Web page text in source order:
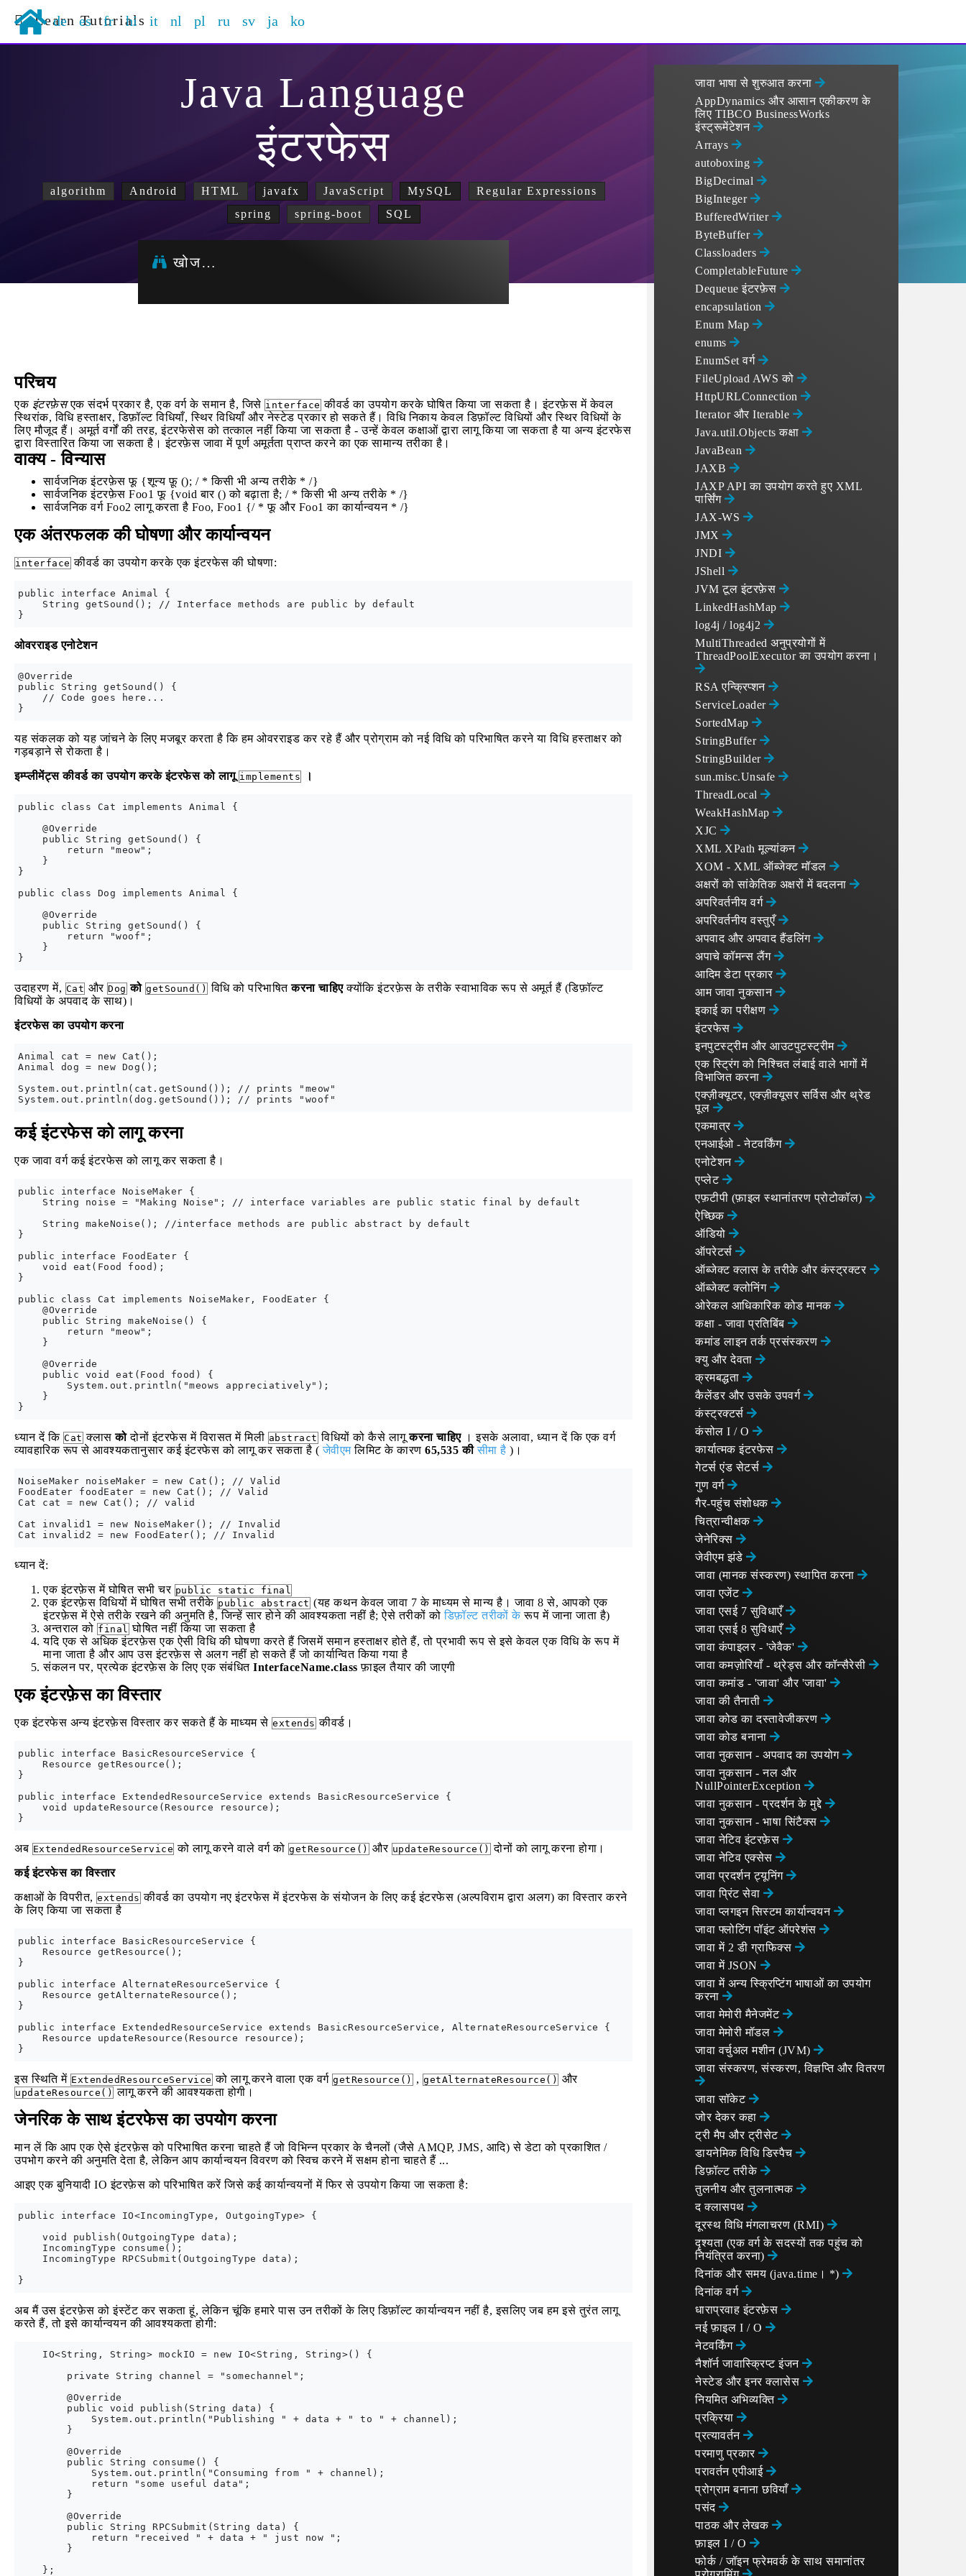
Learn Tutorials
de es fr hi it nl pl ru sv ja ko
Java Language
इंटरफेस
algorithm Android HTML javafx JavaScript MySQL
Regular Expressions
spring
spring-boot SQL
खोज…
परिचय
एक इंटरफ़ेसएक संदर्भ प्रकार है, एक वर्ग के समान है, जिसे interface कीवर्ड का उपयोग करके घोषित किया जा सकता है। इंटरफ़ेस में केवल
स्थिरांक, विधि हस्ताक्षर, डिफ़ॉल्ट विधियाँ, स्थिर विधियाँ और नेस्टेड प्रकार हो सकते हैं। विधि निकाय केवल डिफ़ॉल्ट विधियों और स्थिर विधियों के
लिए मौजूद हैं। अमूर्त वर्गों की तरह, इंटरफेसेस को तत्काल नहीं किया जा सकता है - उन्हें केवल कक्षाओं द्वारा लागू किया जा सकता है या अन्य इंटरफेस
द्वारा विस्तारित किया जा सकता है। इंटरफ़ेस जावा में पूर्ण अमूर्तता प्राप्त करने का एक सामान्य तरीका है।
वाक्य - विन्यास
सार्वजनिक इंटरफ़ेस फू {शून्य फ़ू (); / * किसी भी अन्य तरीके * /}
सार्वजनिक इंटरफ़ेस Foo1 फू {void बार () को बढ़ाता है; / * किसी भी अन्य तरीके * /}
सार्वजनिक वर्ग Foo2 लागू करता है Foo, Foo1 {/ * फू और Foo1 का कार्यान्वयन * /}
एक अंतरफलक की घोषणा और कार्यान्वयन
interface कीवर्ड का उपयोग करके एक इंटरफेस की घोषणा:
public interface Animal {
    String getSound(); // Interface methods are public by default
ओवरराइड एनोटेशन
@Override
public String getSound() {
    // Code goes here...
यह संकलक को यह जांचने के लिए मजबूर करता है कि हम ओवरराइड कर रहे हैं और प्रोग्राम को नई विधि को परिभाषित करने या विधि हस्ताक्षर को
गड़बड़ाने से रोकता है।
इम्प्लीमेंट्स कीवर्ड का उपयोग करके इंटरफेस को लागू implements ।
public class Cat implements Animal {
    @Override
    public String getSound() {
        return "meow";
    }
}
public class Dog implements Animal {
    @Override
    public String getSound() {
        return "woof";
    }
उदाहरण में, Cat और Dog को getSound() विधि को परिभाषितकरना चाहिएक्योंकि इंटरफ़ेस के तरीके स्वाभाविक रूप से अमूर्त हैं (डिफ़ॉल्ट
विधियों के अपवाद के साथ)।
इंटरफेस का उपयोग करना
Animal cat = new Cat();
Animal dog = new Dog();
System.out.println(cat.getSound()); // prints "meow"
कई इंटरफेस को लागू करना
एक जावा वर्ग कई इंटरफेस को लागू कर सकता है।
public interface NoiseMaker {
    String noise = "Making Noise"; // interface variables are public static final by default
    String makeNoise(); //interface methods are public abstract by default
}
public interface FoodEater {
    void eat(Food food);
}
public class Cat implements NoiseMaker, FoodEater {
    @Override
    public String makeNoise() {
        return "meow";
    }
    @Override
    public void eat(Food food) {
        System.out.println("meows appreciatively");
    }
ध्यान दें कि Cat क्लासकोदोनों इंटरफेस में विरासत में मिली abstract विधियों को कैसे लागूकरना चाहिए। इसके अलावा, ध्यान दें कि एक वर्ग
व्यावहारिक रूप से आवश्यकतानुसार कई इंटरफेस को लागू कर सकता है (जेवीएमलिमिट के कारण 65,535 की सीमा है )।
NoiseMaker noiseMaker = new Cat(); // Valid
FoodEater foodEater = new Cat(); // Valid
Cat cat = new Cat(); // valid
Cat invalid1 = new NoiseMaker(); // Invalid
ध्यान दें:
एक इंटरफ़ेस में घोषित सभी चर public static final
एक इंटरफ़ेस विधियों में घोषित सभी तरीके public abstract (यह कथन केवल जावा 7 के माध्यम से मान्य है। जावा 8 से, आपको एक
इंटरफ़ेस में ऐसे तरीके रखने की अनुमति है, जिन्हें सार होने की आवश्यकता नहीं है; ऐसे तरीकों कोडिफ़ॉल्ट तरीकों के रूप में जाना जाता है)
अन्तराल को final घोषित नहीं किया जा सकता है
यदि एक से अधिक इंटरफ़ेस एक ऐसी विधि की घोषणा करते हैं जिसमें समान हस्ताक्षर होते हैं, तो प्रभावी रूप से इसे केवल एक विधि के रूप में
माना जाता है और आप उस इंटरफ़ेस से अलग नहीं हो सकते हैं जो कार्यान्वित किया गया है
संकलन पर, प्रत्येक इंटरफ़ेस के लिए एक संबंधित InterfaceName.class फ़ाइल तैयार की जाएगी
एक इंटरफ़ेस का विस्तार
एक इंटरफेस अन्य इंटरफ़ेस विस्तार कर सकते हैं के माध्यम से extends कीवर्ड।
public interface BasicResourceService {
    Resource getResource();
}
public interface ExtendedResourceService extends BasicResourceService {
    void updateResource(Resource resource);
अब ExtendedResourceService को लागू करने वाले वर्ग को getResource() और updateResource() दोनों को लागू करना होगा।
कई इंटरफेस का विस्तार
कक्षाओं के विपरीत, extends कीवर्ड का उपयोग नए इंटरफेस में इंटरफेस के संयोजन के लिए कई इंटरफेस (अल्पविराम द्वारा अलग) का विस्तार करने
के लिए किया जा सकता है
public interface BasicResourceService {
    Resource getResource();
}
public interface AlternateResourceService {
    Resource getAlternateResource();
}
public interface ExtendedResourceService extends BasicResourceService, AlternateResourceService {
    Resource updateResource(Resource resource);
इस स्थिति में ExtendedResourceService को लागू करने वाला एक वर्ग getResource() , getAlternateResource() और
updateResource() लागू करने की आवश्यकता होगी।
जेनरिक के साथ इंटरफेस का उपयोग करना
मान लें कि आप एक ऐसे इंटरफ़ेस को परिभाषित करना चाहते हैं जो विभिन्न प्रकार के चैनलों (जैसे AMQP, JMS, आदि) से डेटा को प्रकाशित /
उपभोग करने की अनुमति देता है, लेकिन आप कार्यान्वयन विवरण को स्विच करने में सक्षम होना चाहते हैं ...
आइए एक बुनियादी IO इंटरफ़ेस को परिभाषित करें जिसे कई कार्यान्वयनों में फिर से उपयोग किया जा सकता है:
public interface IO<IncomingType, OutgoingType> {
    void publish(OutgoingType data);
    IncomingType consume();
    IncomingType RPCSubmit(OutgoingType data);
अब मैं उस इंटरफ़ेस को इंस्टेंट कर सकता हूं, लेकिन चूंकि हमारे पास उन तरीकों के लिए डिफ़ॉल्ट कार्यान्वयन नहीं है, इसलिए जब हम इसे तुरंत लागू
करते हैं, तो इसे कार्यान्वयन की आवश्यकता होगी:
    IO<String, String> mockIO = new IO<String, String>() {
        private String channel = "somechannel";
        @Override
        public void publish(String data) {
            System.out.println("Publishing " + data + " to " + channel);
        }
        @Override
        public String consume() {
            System.out.println("Consuming from " + channel);
            return "some useful data";
        }
        @Override
        public String RPCSubmit(String data) {
            return "received " + data + " just now ";
        }
    };
जावा भाषा से शुरुआत करना
AppDynamics और आसान एकीकरण के
लिए TIBCO BusinessWorks
इंस्ट्रूमेंटेशन
Arrays
autoboxing
BigDecimal
BigInteger
BufferedWriter
ByteBuffer
Classloaders
CompletableFuture
Dequeue इंटरफ़ेस
encapsulation
Enum Map
enums
EnumSet वर्ग
FileUpload AWS को
HttpURLConnection
Iterator और Iterable
Java.util.Objects कक्षा
JavaBean
JAXB
JAXP API का उपयोग करते हुए XML
पार्सिंग
JAX-WS
JMX
JNDI
JShell
JVM टूल इंटरफ़ेस
LinkedHashMap
log4j / log4j2
MultiThreaded अनुप्रयोगों में
ThreadPoolExecutor का उपयोग करना।
RSA एन्क्रिप्शन
ServiceLoader
SortedMap
StringBuffer
StringBuilder
sun.misc.Unsafe
ThreadLocal
WeakHashMap
XJC
XML XPath मूल्यांकन
XOM - XML ऑब्जेक्ट मॉडल
अक्षरों को सांकेतिक अक्षरों में बदलना
अपरिवर्तनीय वर्ग
अपरिवर्तनीय वस्तुएँ
अपवाद और अपवाद हैंडलिंग
अपाचे कॉमन्स लैंग
आदिम डेटा प्रकार
आम जावा नुकसान
इकाई का परीक्षण
इंटरफेस
इनपुटस्ट्रीम और आउटपुटस्ट्रीम
एक स्ट्रिंग को निश्चित लंबाई वाले भागों में
विभाजित करना
एक्ज़ीक्यूटर, एक्ज़ीक्यूसर सर्विस और थ्रेड
पूल
एकमात्र
एनआईओ - नेटवर्किंग
एनोटेशन
एप्लेट
एफ़टीपी (फ़ाइल स्थानांतरण प्रोटोकॉल)
ऐच्छिक
ऑडियो
ऑपरेटर्स
ऑब्जेक्ट क्लास के तरीके और कंस्ट्रक्टर
ऑब्जेक्ट क्लोनिंग
ओरेकल आधिकारिक कोड मानक
कक्षा - जावा प्रतिबिंब
कमांड लाइन तर्क प्रसंस्करण
क्यु और देवता
क्रमबद्धता
कैलेंडर और उसके उपवर्ग
कंस्ट्रक्टर्स
कंसोल I / O
कार्यात्मक इंटरफेस
गेटर्स एंड सेटर्स
गुण वर्ग
गैर-पहुंच संशोधक
चित्रान्वीक्षक
जेनेरिक्स
जेवीएम झंडे
जावा (मानक संस्करण) स्थापित करना
जावा एजेंट
जावा एसई 7 सुविधाएँ
जावा एसई 8 सुविधाएँ
जावा कंपाइलर - 'जेवैक'
जावा कमज़ोरियाँ - थ्रेड्स और कॉन्सैरेसी
जावा कमांड - 'जावा' और 'जावा'
जावा की तैनाती
जावा कोड का दस्तावेजीकरण
जावा कोड बनाना
जावा नुकसान - अपवाद का उपयोग
जावा नुकसान - नल और
NullPointerException
जावा नुकसान - प्रदर्शन के मुद्दे
जावा नुकसान - भाषा सिंटैक्स
जावा नेटिव इंटरफ़ेस
जावा नेटिव एक्सेस
जावा प्रदर्शन ट्यूनिंग
जावा प्रिंट सेवा
जावा प्लगइन सिस्टम कार्यान्वयन
जावा फ्लोटिंग पॉइंट ऑपरेशंस
जावा में 2 डी ग्राफिक्स
जावा में JSON
जावा में अन्य स्क्रिप्टिंग भाषाओं का उपयोग
करना
जावा मेमोरी मैनेजमेंट
जावा मेमोरी मॉडल
जावा वर्चुअल मशीन (JVM)
जावा संस्करण, संस्करण, विज्ञप्ति और वितरण
जावा सॉकेट
जोर देकर कहा
ट्री मैप और ट्रीसेट
डायनेमिक विधि डिस्पैच
डिफ़ॉल्ट तरीके
तुलनीय और तुलनात्मक
द क्लासपथ
दूरस्थ विधि मंगलाचरण (RMI)
दृश्यता (एक वर्ग के सदस्यों तक पहुंच को
नियंत्रित करना)
दिनांक और समय (java.time। *)
दिनांक वर्ग
धाराप्रवाह इंटरफ़ेस
नई फ़ाइल I / O
नेटवर्किंग
नैशॉर्न जावास्क्रिप्ट इंजन
नेस्टेड और इनर क्लासेस
नियमित अभिव्यक्ति
प्रक्रिया
प्रत्यावर्तन
परमाणु प्रकार
परावर्तन एपीआई
प्रोग्राम बनाना छवियाँ
पसंद
पाठक और लेखक
फ़ाइल I / O
फोर्क / जॉइन फ्रेमवर्क के साथ समानांतर